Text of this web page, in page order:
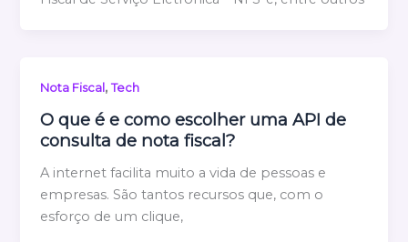
Nota Fiscal ,Tech
O que é e como escolher uma API de
consulta de nota fiscal?
A internet facilita muito a vida de pessoas e
empresas. São tantos recursos que, com o
esforço de um clique,